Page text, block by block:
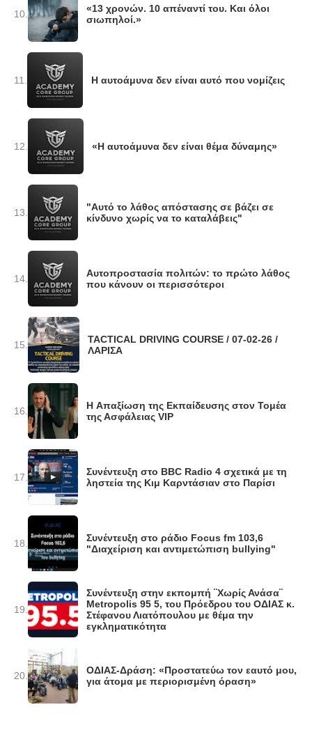
10.
«13 χρονών. 10 απέναντί του. Και όλοι
σιωπηλοί.»
11. Η αυτοάμυνα δεν είναι αυτό που νομίζεις
12. «Η αυτοάμυνα δεν είναι θέμα δύναμης»
13.
"Αυτό το λάθος απόστασης σε βάζει σε
κίνδυνο χωρίς να το καταλάβεις"
14.
Αυτοπροστασία πολιτών: το πρώτο λάθος
που κάνουν οι περισσότεροι
15.
TACTICAL DRIVING COURSE / 07-02-26 /
ΛΑΡΙΣΑ
16.
H Απαξίωση της Εκπαίδευσης στον Τομέα
της Ασφάλειας VIP
17.
Συνέντευξη στο BBC Radio 4 σχετικά με τη
ληστεία της Κιμ Καρντάσιαν στο Παρίσι
18.
Συνέντευξη στο ράδιο Focus fm 103,6
"Διαχείριση και αντιμετώπιση bullying"
19.
Συνέντευξη στην εκπομπή ¨Χωρίς Ανάσα¨
Metropolis 95 5, του Πρόεδρου του ΟΔΙΑΣ κ.
Στέφανου Λιατόπουλου με θέμα την
εγκληματικότητα
20.
ΟΔΙΑΣ-Δράση: «Προστατεύω τον εαυτό μου,
για άτομα με περιορισμένη όραση»